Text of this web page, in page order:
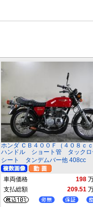
ホンダ ＣＢ４００Ｆ（４０８
ハンドル ショート管 タックロ
シート タンデムバー他 408cc
車両価格 198
支払総額
209.51